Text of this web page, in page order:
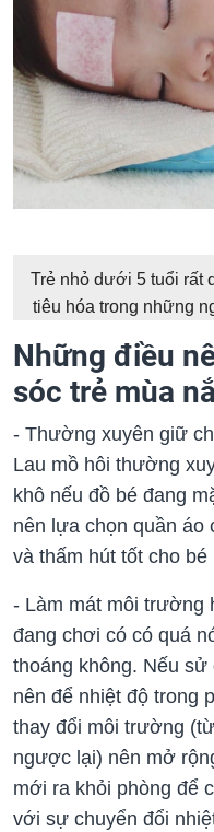
Trẻ nhỏ dưới 5 tuổi rất
tiêu hóa trong những
Những điều
sóc trẻ mùa
- Thường xuyên giữ
Lau mồ hôi thường
khô nếu đồ bé đang
nên lựa chọn quần áo
và thấm hút tốt cho bé
- Làm mát môi trường
đang chơi có có quá
thoáng không. Nếu sử
nên để nhiệt độ trong
thay đổi môi trường
ngược lại) nên mở
mới ra khỏi phòng để
với sự chuyển đổi